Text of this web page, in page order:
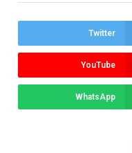
Twitter
YouTube
WhatsApp